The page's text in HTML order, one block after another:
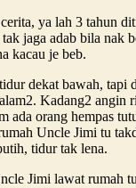
ya lah 3 tahun
jaga adab bila nak
kacau je beb.
dekat bawah, tapi
Kadang2 angin
ada orang hempas
Uncle Jimi tu
tidur tak lena.
Jimi lawat rumah